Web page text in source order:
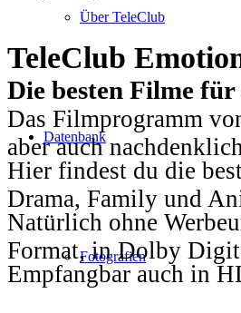
Über TeleClub
Datenbank
Fotografien
TeleClub
Die besten Filme
Das Filmprogramm
aber auch
Hier findest du die
Drama, Family und
Natürlich ohne
Format, in Dolby
Empfangbar auch in